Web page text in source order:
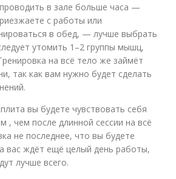
в зале больше часа —
с работы или
в обед, — лучше выбрать
утомить 1–2 группы мышц,
на всё тело же займёт
так как вам нужно будет сделать
вы будете чувствовать себя
, чем после длинной сессии на всё
не последнее, что вы будете
вас ждёт ещё целый день работы,
лучше всего.